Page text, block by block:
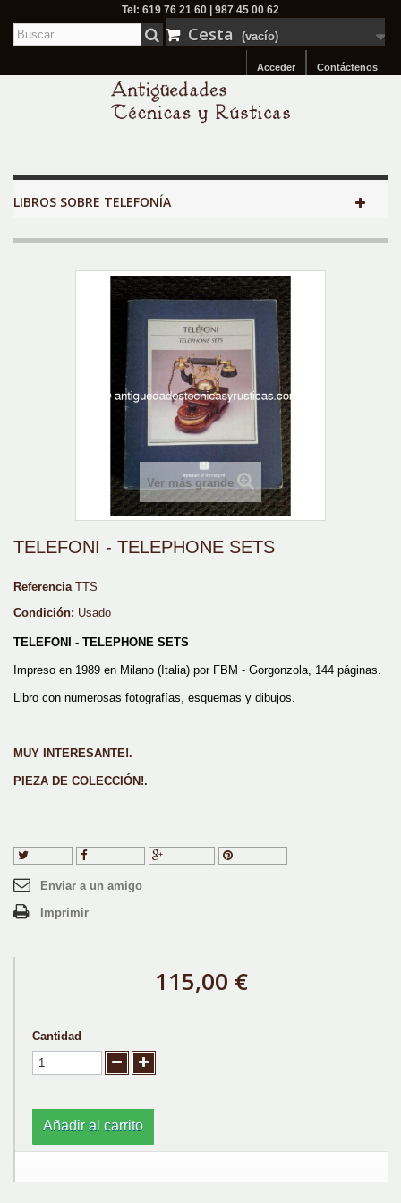
Tel: 619 76 21 60 | 987 45 00 62
Cesta (vacío)
Contáctenos
Acceder
LIBROS SOBRE TELEFONÍA
Ver más grande
TELEFONI - TELEPHONE SETS
Referencia TTS
Condición: Usado
TELEFONI - TELEPHONE SETS
Impreso en 1989 en Milano (Italia) por FBM - Gorgonzola, 144 páginas
Libro con numerosas fotografías, esquemas y dibujos.
MUY INTERESANTE!.
PIEZA DE COLECCIÓN!.
Tuitear Compartir
Enviar a un amigo
Imprimir
115,00 €
Cantidad
Añadir al carrito